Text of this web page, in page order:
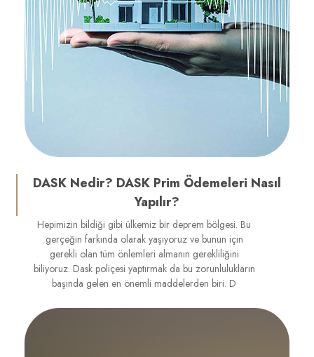
DASK Nedir? DASK Prim Ödemeleri Nasıl
Yapılır?
Hepimizin bildiği gibi ülkemiz bir deprem bölgesi. Bu
gerçeğin farkında olarak yaşıyoruz ve bunun için
gerekli olan tüm önlemleri almanın gerekliliğini
biliyoruz. Dask poliçesi yaptırmak da bu zorunlulukların
başında gelen en önemli maddelerden biri. D